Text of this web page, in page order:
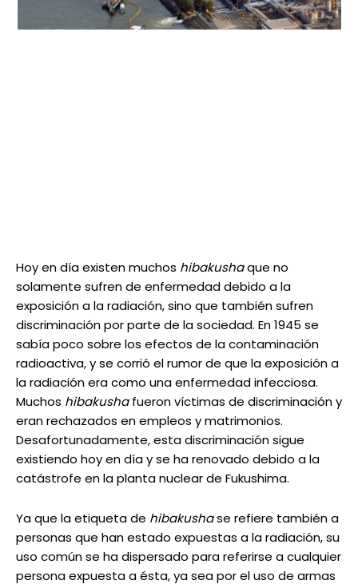
Hoy en día existen muchos hibakushaque no
solamente sufren de enfermedad debido a la
exposición a la radiación, sino que también sufren
discriminación por parte de la sociedad. En 1945 se
sabía poco sobre los efectos de la contaminación
radioactiva, y se corrió el rumor de que la exposición a
la radiación era como una enfermedad infecciosa.
Muchos hibakushafueron víctimas de discriminación y
eran rechazados en empleos y matrimonios.
Desafortunadamente, esta discriminación sigue
existiendo hoy en día y se ha renovado debido a la
catástrofe en la planta nuclear de Fukushima.
Ya que la etiqueta de hibakushase refiere también a
personas que han estado expuestas a la radiación, su
uso común se ha dispersado para referirse a cualquier
persona expuesta a ésta, ya sea por el uso de armas